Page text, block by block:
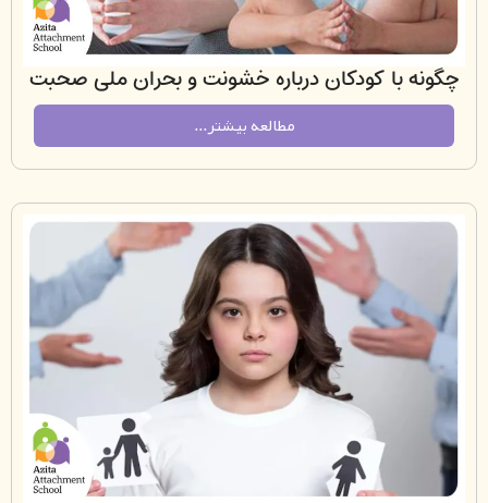
با کودکان درباره خشونت و بحران ملی صحبت
کنیم؟
مطالعه بیشتر...